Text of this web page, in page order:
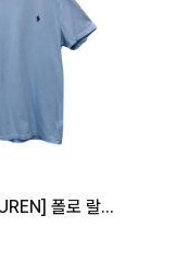
[RALPH LAUREN] 폴로 랄프로렌반팔 티